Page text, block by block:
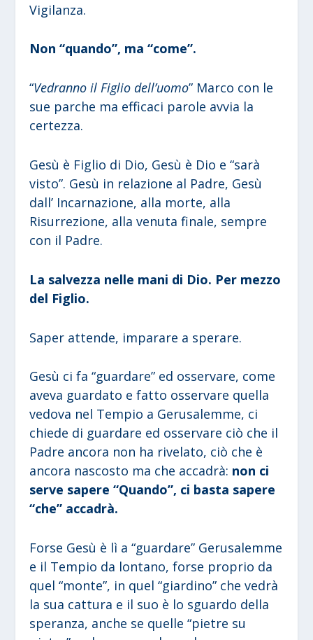
Vigilanza.
Non “quando”, ma “come”.
“Vedranno il Figlio dell’uomo” Marco con le
sue parche ma efficaci parole avvia la
certezza.
Gesù è Figlio di Dio, Gesù è Dio e “sarà
visto”. Gesù in relazione al Padre, Gesù
dall’ Incarnazione, alla morte, alla
Risurrezione, alla venuta finale, sempre
con il Padre.
La salvezza nelle mani di Dio. Per mezzo
del Figlio.
Saper attende, imparare a sperare.
Gesù ci fa “guardare” ed osservare, come
aveva guardato e fatto osservare quella
vedova nel Tempio a Gerusalemme, ci
chiede di guardare ed osservare ciò che il
Padre ancora non ha rivelato, ciò che è
ancora nascosto ma che accadrà: non ci
serve sapere “Quando”, ci basta sapere
“che” accadrà.
Forse Gesù è lì a “guardare” Gerusalemme
e il Tempio da lontano, forse proprio da
quel “monte”, in quel “giardino” che vedrà
la sua cattura e il suo è lo sguardo della
speranza, anche se quelle “pietre su